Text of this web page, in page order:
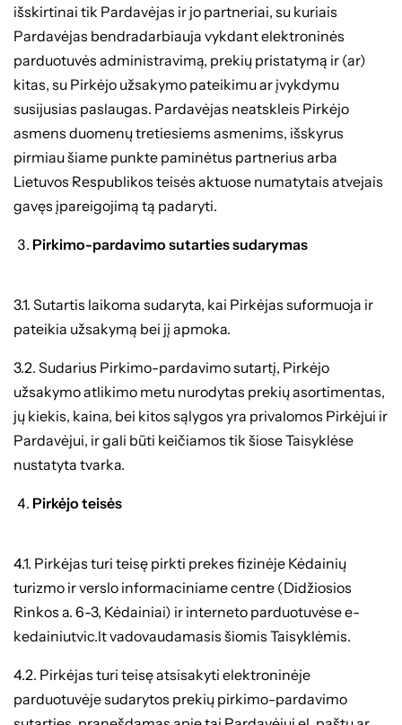
išskirtinai tik Pardavėjas ir jo partneriai, su kuriais
Pardavėjas bendradarbiauja vykdant elektroninės
parduotuvės administravimą, prekių pristatymą ir (ar)
kitas, su Pirkėjo užsakymo pateikimu ar įvykdymu
susijusias paslaugas. Pardavėjas neatskleis Pirkėjo
asmens duomenų tretiesiems asmenims, išskyrus
pirmiau šiame punkte paminėtus partnerius arba
Lietuvos Respublikos teisės aktuose numatytais atvejais
gavęs įpareigojimą tą padaryti.
Pirkimo-pardavimo sutarties sudarymas
3.1. Sutartis laikoma sudaryta, kai Pirkėjas suformuoja ir
pateikia užsakymą bei jį apmoka.
3.2. Sudarius Pirkimo-pardavimo sutartį, Pirkėjo
užsakymo atlikimo metu nurodytas prekių asortimentas,
jų kiekis, kaina, bei kitos sąlygos yra privalomos Pirkėjui ir
Pardavėjui, ir gali būti keičiamos tik šiose Taisyklėse
nustatyta tvarka.
Pirkėjo teisės
4.1. Pirkėjas turi teisę pirkti prekes fizinėje Kėdainių
turizmo ir verslo informaciniame centre (Didžiosios
Rinkos a. 6-3, Kėdainiai) ir interneto parduotuvėse e-
kedainiutvic.lt vadovaudamasis šiomis Taisyklėmis.
4.2. Pirkėjas turi teisę atsisakyti elektroninėje
parduotuvėje sudarytos prekių pirkimo-pardavimo